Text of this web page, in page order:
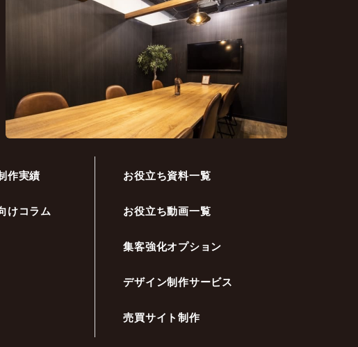
作実績
けコラム
お役立ち資料一覧
お役立ち動画一覧
集客強化オプション
デザイン制作サービス
売買サイト制作